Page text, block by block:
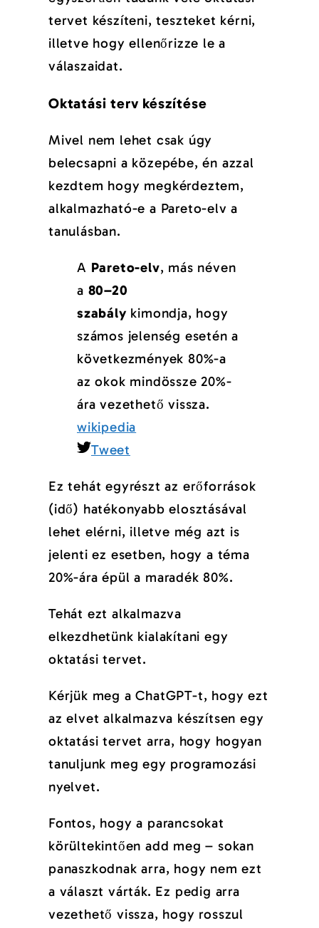
tervet készíteni, teszteket kérni,
illetve hogy ellenőrizze le a
válaszaidat.
Oktatási terv készítése
Mivel nem lehet csak úgy
belecsapni a közepébe, én azzal
kezdtem hogy megkérdeztem,
alkalmazható-e a Pareto-elv a
tanulásban.
A Pareto-elv, más néven
a 80–20
szabály kimondja, hogy
számos jelenség esetén a
következmények 80%-a
az okok mindössze 20%-
ára vezethető vissza.
wikipedia
Tweet
Ez tehát egyrészt az erőforrások
(idő) hatékonyabb elosztásával
lehet elérni, illetve még azt is
jelenti ez esetben, hogy a téma
20%-ára épül a maradék 80%.
Tehát ezt alkalmazva
elkezdhetünk kialakítani egy
oktatási tervet.
Kérjük meg a ChatGPT-t, hogy ezt
az elvet alkalmazva készítsen egy
oktatási tervet arra, hogy hogyan
tanuljunk meg egy programozási
nyelvet.
Fontos, hogy a parancsokat
körültekintően add meg – sokan
panaszkodnak arra, hogy nem ezt
a választ várták. Ez pedig arra
vezethető vissza, hogy rosszul